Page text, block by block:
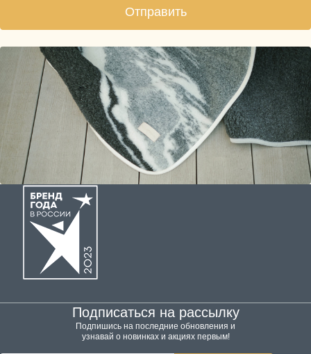
Отправить
Подписаться на рассылку
Подпишись на последние обновления и
узнавай о новинках и акциях первым!